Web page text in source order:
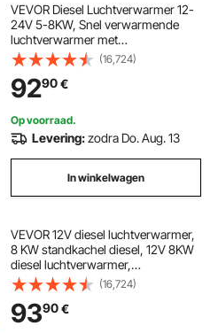
VEVOR Diesel Luchtverwarmer 12-
24V 5-8KW, Snel verwarmende
luchtverwarmer met
afstandsbediening, digitaal
kleurendisplay en gesproken
aankondiging, geluidsarm, voor
camper, vrachtwagen, boot, trailer
(16,724)
9290€
Op voorraad.
Levering:zodra Do. Aug. 13
In winkelwagen
VEVOR 12V diesel luchtverwarmer,
8 KW standkachel diesel, 12V 8KW
diesel luchtverwarmer,
standkachel, diesel
luchtverwarmer, luchtverwarmer,
voor auto RV boten vrachtwagen
camper bus
(16,724)
9390€